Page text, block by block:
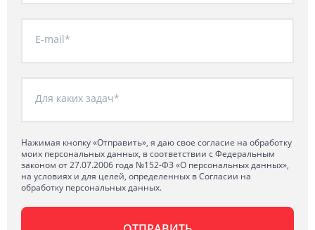
E-mail*
Для каких задач*
Нажимая кнопку «Отправить», я даю свое согласие на обработку
моих персональных данных, в соответствии с Федеральным
законом от 27.07.2006 года №152-ФЗ «О персональных данных»,
на условиях и для целей, определенных в Согласии на
обработку персональных данных.